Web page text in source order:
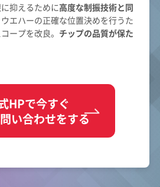
抑えるために高度な制振技術と同
エハーの正確な位置決めを行うた
ープを改良。 チップの品質が保た
HPで今すぐ
い合わせをする